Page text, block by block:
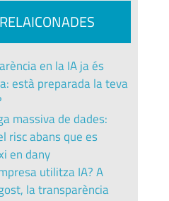
en la IA ja és
està preparada la teva
massiva de dades:
risc abans que es
en dany
utilitza IA? A
la transparència